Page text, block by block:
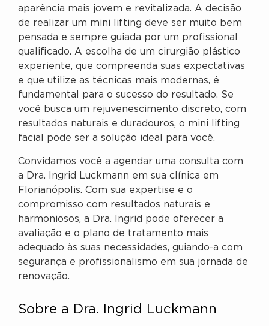
aparência mais jovem e revitalizada. A decisão
de realizar um mini lifting deve ser muito bem
pensada e sempre guiada por um profissional
qualificado. A escolha de um cirurgião plástico
experiente, que compreenda suas expectativas
e que utilize as técnicas mais modernas, é
fundamental para o sucesso do resultado. Se
você busca um rejuvenescimento discreto, com
resultados naturais e duradouros, o mini lifting
facial pode ser a solução ideal para você.
Convidamos você a agendar uma consulta com
a Dra. Ingrid Luckmann em sua clínica em
Florianópolis. Com sua expertise e o
compromisso com resultados naturais e
harmoniosos, a Dra. Ingrid pode oferecer a
avaliação e o plano de tratamento mais
adequado às suas necessidades, guiando-a com
segurança e profissionalismo em sua jornada de
renovação.
Sobre a Dra. Ingrid Luckmann